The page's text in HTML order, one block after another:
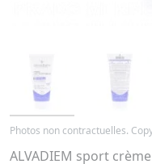
Photos non contractuelles.
ALVADIEM sport